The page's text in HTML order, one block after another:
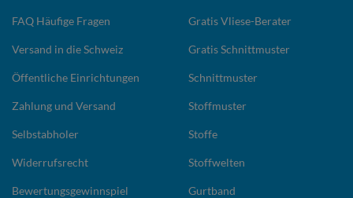
FAQ Häufige Fragen
Versand in die Schweiz
Öffentliche Einrichtungen
Zahlung und Versand
Selbstabholer
Widerrufsrecht
Bewertungsgewinnspiel
Gratis Vliese-Berater
Gratis Schnittmuster
Schnittmuster
Stoffmuster
Stoffe
Stoffwelten
Gurtband